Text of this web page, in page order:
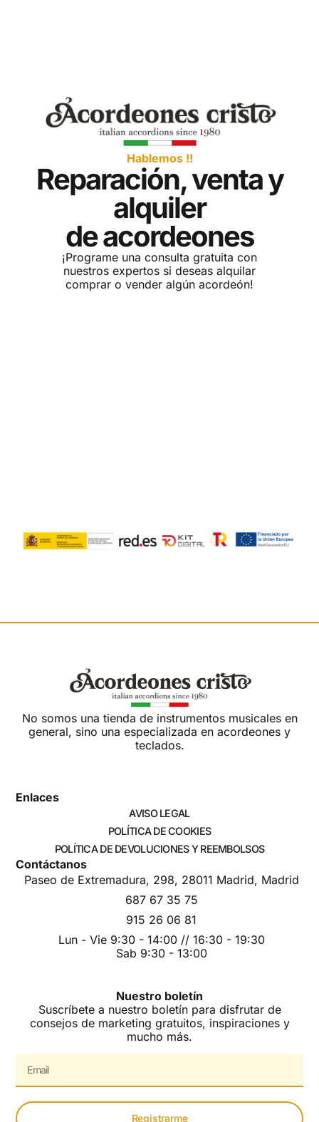
Hablemos !!
Reparación, venta y
alquiler
de acordeones
¡Programe una consulta gratuita con
nuestros expertos si deseas alquilar
comprar o vender algún acordeón!
No somos una tienda de instrumentos musicales en
general, sino una especializada en acordeones y
teclados.
Enlaces
AVISO LEGAL
POLÍTICA DE COOKIES
POLÍTICA DE DEVOLUCIONES Y REEMBOLSOS
Contáctanos
Paseo de Extremadura, 298, 28011 Madrid, Madrid
687 67 35 75
915 26 06 81
Lun - Vie 9:30 - 14:00 // 16:30 - 19:30
Sab 9:30 - 13:00
Nuestro boletín
Suscríbete a nuestro boletín para disfrutar de
consejos de marketing gratuitos, inspiraciones y
mucho más.
Registrarme